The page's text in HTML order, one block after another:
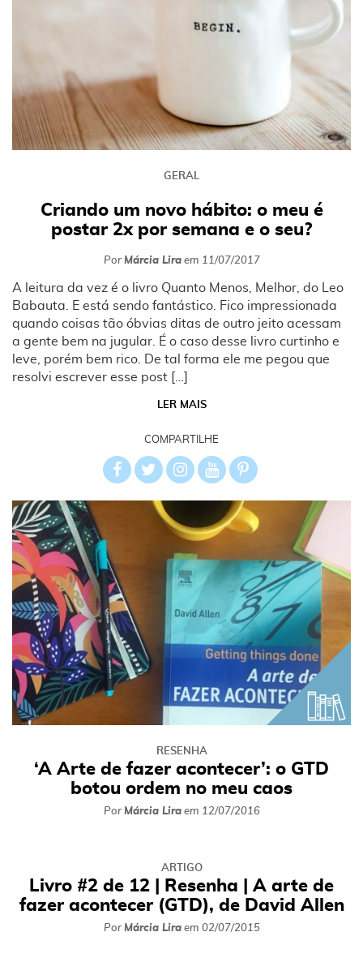
GERAL
Criando um novo hábito: o meu é
postar 2x por semana e o seu?
Por Márcia Liraem 11/07/2017
A leitura da vez é o livro Quanto Menos, Melhor, do Leo
Babauta. E está sendo fantástico. Fico impressionada
quando coisas tão óbvias ditas de outro jeito acessam
a gente bem na jugular. É o caso desse livro curtinho e
leve, porém bem rico. De tal forma ele me pegou que
resolvi escrever esse post […]
LER MAIS
COMPARTILHE
RESENHA
‘A Arte de fazer acontecer’: o GTD
botou ordem no meu caos
Por Márcia Liraem 12/07/2016
ARTIGO
Livro #2 de 12 | Resenha | A arte de
fazer acontecer (GTD), de David Allen
Por Márcia Liraem 02/07/2015